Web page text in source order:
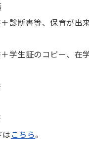
診断書等、保育が出
学生証のコピー、在
こちら。